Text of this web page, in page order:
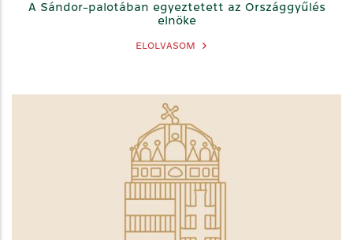
A Sándor-palotában egyeztetett az Országgyűlés
elnöke
ELOLVASOM